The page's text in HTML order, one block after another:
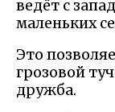
ведёт с
маленьких
Это
грозовой
дружба.